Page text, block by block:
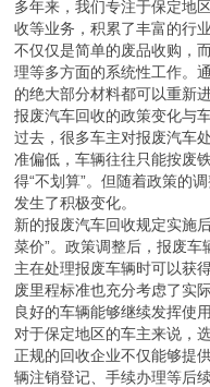
多年来，我们专注于保定地
收等业务，积累了丰富的行
不仅仅是简单的废品收购，
理等多方面的系统性工作。
的绝大部分材料都可以重新
报废汽车回收的政策变化与
过去，很多车主对报废汽车
准偏低，车辆往往只能按废
得“不划算”。但随着政策的
发生了积极变化。
新的报废汽车回收规定实施
菜价”。政策调整后，报废
主在处理报废车辆时可以获
废里程标准也充分考虑了实
良好的车辆能够继续发挥使用
对于保定地区的车主来说，
正规的回收企业不仅能够提
辆注销登记、手续办理等后